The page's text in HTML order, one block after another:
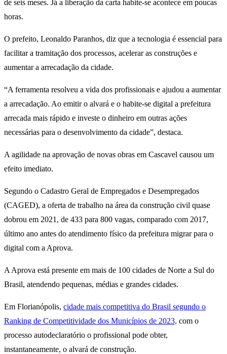
de seis meses. Já a liberação da carta habite-se acontece em poucas
horas.
O prefeito, Leonaldo Paranhos, diz que a tecnologia é essencial para
facilitar a tramitação dos processos, acelerar as construções e
aumentar a arrecadação da cidade.
“A ferramenta resolveu a vida dos profissionais e ajudou a aumentar
a arrecadação. Ao emitir o alvará e o habite-se digital a prefeitura
arrecada mais rápido e investe o dinheiro em outras ações
necessárias para o desenvolvimento da cidade”, destaca.
A agilidade na aprovação de novas obras em Cascavel causou um
efeito imediato.
Segundo o Cadastro Geral de Empregados e Desempregados
(CAGED), a oferta de trabalho na área da construção civil quase
dobrou em 2021, de 433 para 800 vagas, comparado com 2017,
último ano antes do atendimento físico da prefeitura migrar para o
digital com a Aprova.
A Aprova está presente em mais de 100 cidades de Norte a Sul do
Brasil, atendendo pequenas, médias e grandes cidades.
Em Florianópolis, cidade mais competitiva do Brasil segundo o
Ranking de Competitividade dos Municípios de 2023, com o
processo autodeclaratório o profissional pode obter,
instantaneamente, o alvará de construção.